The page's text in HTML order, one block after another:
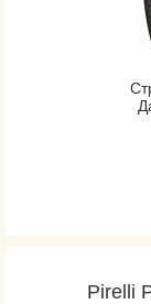
Pirelli